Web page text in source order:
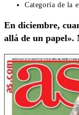
Categoría de la
En diciembre,
allá de un papel».